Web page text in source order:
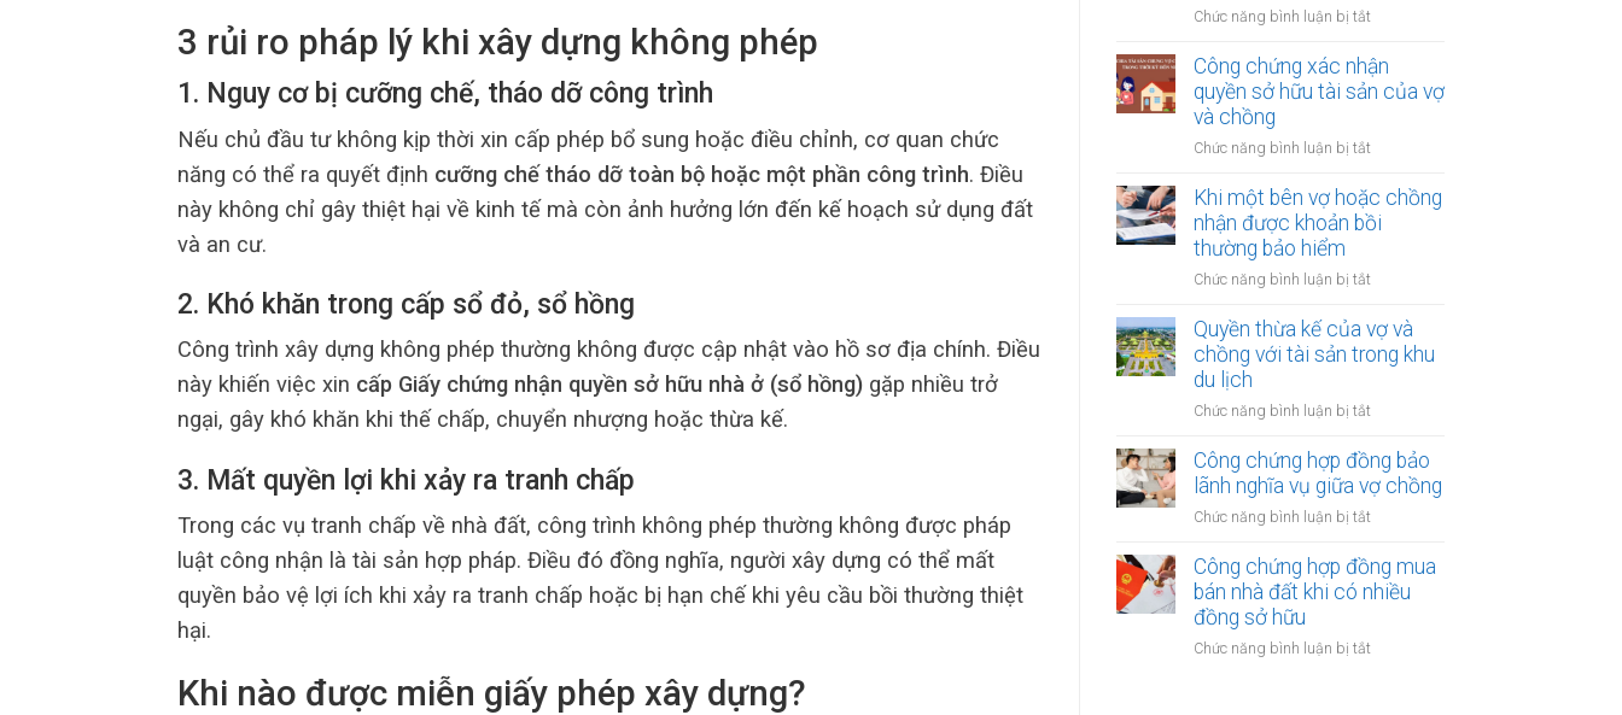
3 rủi ro pháp lý khi xây dựng không phép
1. Nguy cơ bị cưỡng chế, tháo dỡ công trình
Nếu chủ đầu tư không kịp thời xin cấp phép bổ sung hoặc điều chỉnh, cơ quan chức
năng có thể ra quyết định cưỡng chế tháo dỡ toàn bộ hoặc một phần công trình. Điều
này không chỉ gây thiệt hại về kinh tế mà còn ảnh hưởng lớn đến kế hoạch sử dụng đất
và an cư.
2. Khó khăn trong cấp sổ đỏ, sổ hồng
Công trình xây dựng không phép thường không được cập nhật vào hồ sơ địa chính. Điều
này khiến việc xin cấp Giấy chứng nhận quyền sở hữu nhà ở (sổ hồng) gặp nhiều trở
ngại, gây khó khăn khi thế chấp, chuyển nhượng hoặc thừa kế.
3. Mất quyền lợi khi xảy ra tranh chấp
Trong các vụ tranh chấp về nhà đất, công trình không phép thường không được pháp
luật công nhận là tài sản hợp pháp. Điều đó đồng nghĩa, người xây dựng có thể mất
quyền bảo vệ lợi ích khi xảy ra tranh chấp hoặc bị hạn chế khi yêu cầu bồi thường thiệt
hại.
Khi nào được miễn giấy phép xây dựng?
và
với
tài
nghiệp
Chức năng bình luận bị tắt
chứng
chuyển
sản
cho
người
Công chứng xác nhận
quyền sở hữu tài sản của vợ
và chồng
Chức năng bình luận bị tắt
chứng
xác
sở
tài
sản
Khi một bên vợ hoặc chồng
nhận được khoản bồi
thường bảo hiểm
Chức năng bình luận bị tắt
một
bên
chồng
được
khoản
hiểm
Quyền thừa kế của vợ và
chồng với tài sản trong khu
du lịch
Chức năng bình luận bị tắt
thừa
kế
của
vợ
chồng
với
Công chứng hợp đồng bảo
lãnh nghĩa vụ giữa vợ chồng
Chức năng bình luận bị tắt
chứng
hợp
lãnh
Công chứng hợp đồng mua
bán nhà đất khi có nhiều
đồng sở hữu
Chức năng bình luận bị tắt